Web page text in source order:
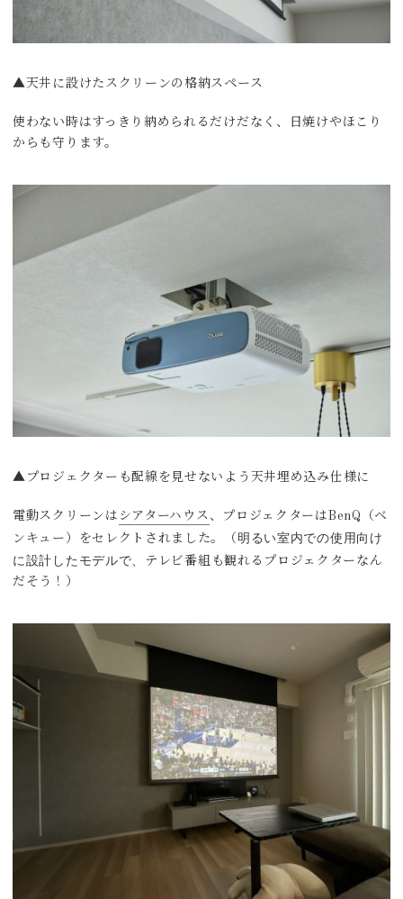
▲天井に設けたスクリーンの格納スペース
使わない時はすっきり納められるだけだなく、日焼けやほこり
からも守ります。
▲プロジェクターも配線を見せないよう天井埋め込み仕様に
電動スクリーンは シアターハウス、プロジェクターはBenQ（ベ
ンキュー）をセレクトされました。（ 明るい室内での使用向け
に設計したモデルで、
テレビ番組も観れるプロジェクターなん
だそう！）